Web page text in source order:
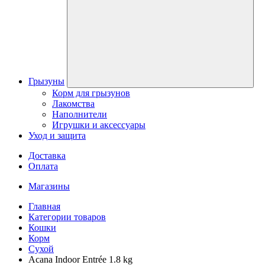
Грызуны
Корм для грызунов
Лакомства
Наполнители
Игрушки и аксессуары
Уход и защита
Доставка
Оплата
Магазины
Главная
Категории товаров
Кошки
Корм
Сухой
Acana Indoor Entrée 1.8 kg